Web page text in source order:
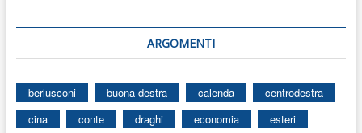
ARGOMENTI
berlusconi buona destra calenda
centrodestra
cina
conte draghi economia
esteri